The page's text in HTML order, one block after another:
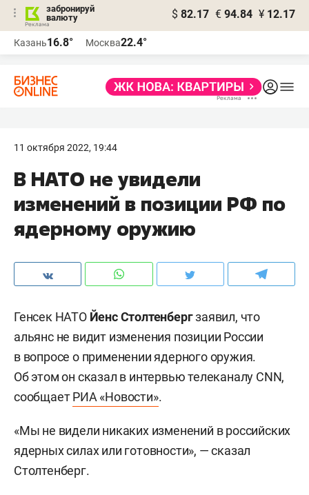
забронируй
валюту
$ 82.17 € 94.84 ¥ 12.17
Казань16.8° Москва22.4°
11 октября 2022, 19:44
В НАТО не увидели
изменений в позиции РФ по
ядерному оружию
Генсек НАТО Йенс Столтенбергзаявил, что
альянс не видит изменения позиции России
в вопросе о применении ядерного оружия.
Об этом он сказал в интервью телеканалу CNN,
сообщаетРИА «Новости».
«Мы не видели никаких изменений в российских
ядерных силах или готовности», — сказал
Столтенберг.